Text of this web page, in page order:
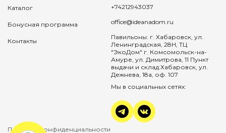
Каталог
Бонусная программа
Контакты
+74212943037
office@ideanadom.ru
Павильоны: г. Хабаровск, ул.
Ленинградская, 28Н, ТЦ
"ЭкоДом" г. Комсомольск-на-
Амуре, ул. Димитрова, 11 Пункт
выдачи и склад:Хабаровск, ул.
Дежнева, 18а, оф. 107
Мы в социальных сетях:
Политика конфиденциальности